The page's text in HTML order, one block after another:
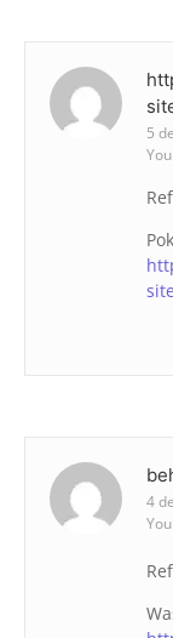
5
4